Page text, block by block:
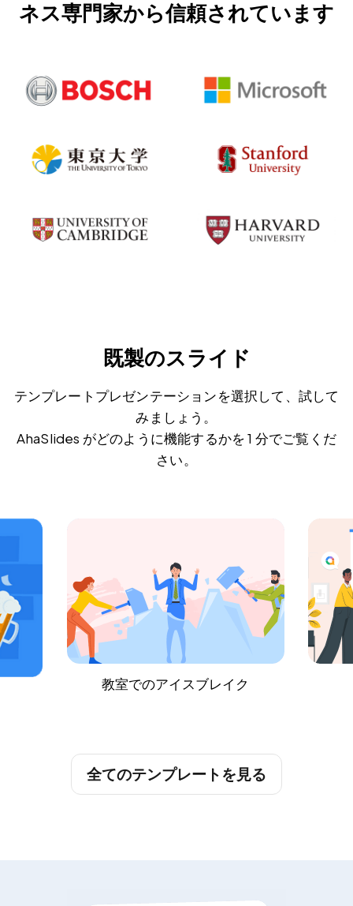
ネス専門家から信頼されています
既製のスライド
テンプレートプレゼンテーションを選択して、試して
みましょう。
AhaSlides がどのように機能するかを 1 分でご覧くだ
さい。
新人研修
全てのテンプレートを見る